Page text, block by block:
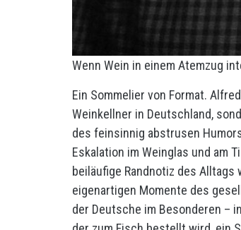
Wenn Wein in einem Atemzug
Ein Sommelier von Format.
Weinkellner in Deutschland,
des feinsinnig abstrusen
Eskalation im Weinglas und am
beiläufige Randnotiz des
eigenartigen Momente des
der Deutsche im Besonderen –